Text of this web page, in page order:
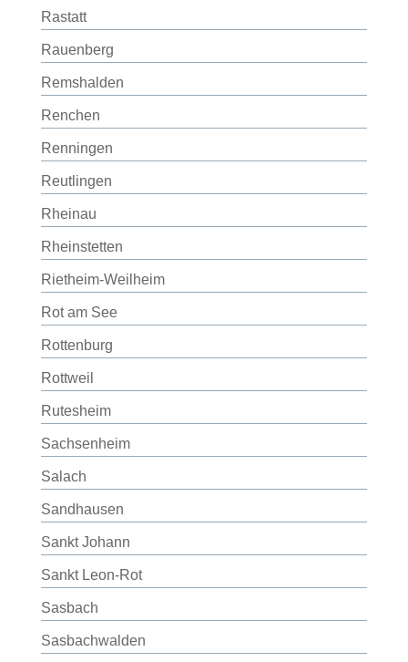
Rastatt
Rauenberg
Remshalden
Renchen
Renningen
Reutlingen
Rheinau
Rheinstetten
Rietheim-Weilheim
Rot am See
Rottenburg
Rottweil
Rutesheim
Sachsenheim
Salach
Sandhausen
Sankt Johann
Sankt Leon-Rot
Sasbach
Sasbachwalden